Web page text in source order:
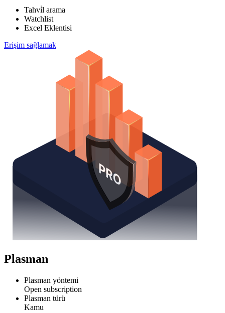
Tahvi̇l arama
Watchlist
Excel Eklentisi
Erişim sağlamak
Plasman
Plasman yöntemi
Open subscription
Plasman türü
Kamu